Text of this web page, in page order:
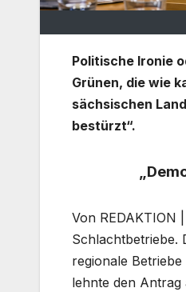
Politische Ironie
Grünen, die wie
sächsischen
bestürzt“.
Von
Schlachtbetriebe.
regionale
lehnte den Antrag